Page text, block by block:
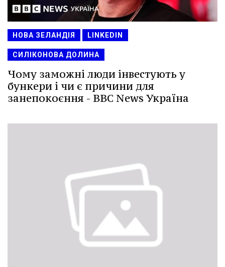
НОВА ЗЕЛАНДІЯ LINKEDIN
СИЛІКОНОВА ДОЛИНА
Чому заможні люди інвестують у
бункери і чи є причини для
занепокоєння - BBC News Україна